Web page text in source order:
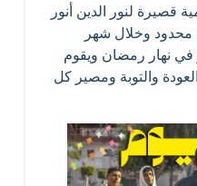
قصيرة لنور الدين أنور
محدود وخلال شهر
نهار رمضان ويقوم
والتوبة ومصير كل